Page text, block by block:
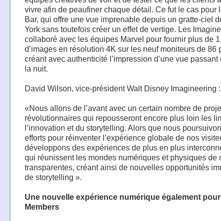
vivre afin de peaufiner chaque détail. Ce fut le cas pour
Bar, qui offre une vue imprenable depuis un gratte-ciel
York sans toutefois créer un effet de vertige. Les
collaboré avec les équipes Marvel pour fournir plus de
d’images en résolution 4K sur les neuf moniteurs de 86
créant avec authenticité l’impression d’une vue passant
la nuit.
David Wilson, vice-président Walt Disney Imagineering :
«Nous allons de l’avant avec un certain nombre de
révolutionnaires qui repousseront encore plus loin les
l’innovation et du storytelling. Alors que nous
efforts pour réinventer l’expérience globale de nos
développons des expériences de plus en plus
qui réunissent les mondes numériques et physiques de
transparentes, créant ainsi de nouvelles opportunités
de storytelling ».
Une nouvelle expérience numérique également
Members